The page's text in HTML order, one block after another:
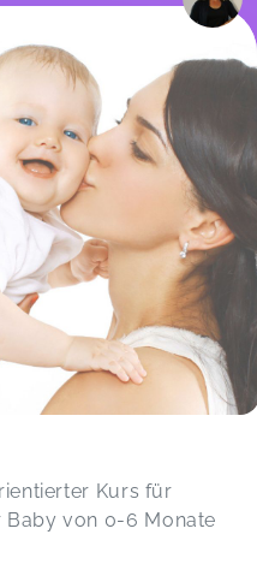
me here...
Kurs für
Baby von 0-6 Monate